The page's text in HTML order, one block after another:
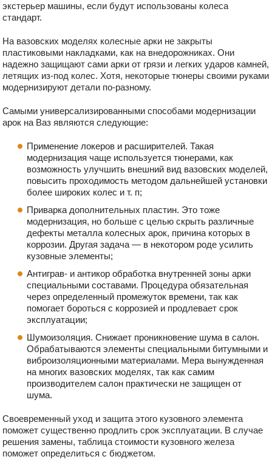
экстерьер машины, если будут использованы колеса
стандарт.
На вазовских моделях колесные арки не закрыты
пластиковыми накладками, как на внедорожниках. Они
надежно защищают сами арки от грязи и легких ударов камней,
летящих из-под колес. Хотя, некоторые тюнеры своими руками
модернизируют детали по-разному.
Самыми универсализированными способами модернизации
арок на Ваз являются следующие:
Применение локеров и расширителей. Такая
модернизация чаще используется тюнерами, как
возможность улучшить внешний вид вазовских моделей,
повысить проходимость методом дальнейшей установки
более широких колес и т. п;
Приварка дополнительных пластин. Это тоже
модернизация, но больше с целью скрыть различные
дефекты металла колесных арок, причина которых в
коррозии. Другая задача — в некотором роде усилить
кузовные элементы;
Антиграв- и антикор обработка внутренней зоны арки
специальными составами. Процедура обязательная
через определенный промежуток времени, так как
помогает бороться с коррозией и продлевает срок
эксплуатации;
Шумоизоляция. Снижает проникновение шума в салон.
Обрабатываются элементы специальными битумными и
виброизоляционными материалами. Мера вынужденная
на многих вазовских моделях, так как самим
производителем салон практически не защищен от
шума.
Своевременный уход и защита этого кузовного элемента
поможет существенно продлить срок эксплуатации. В случае
решения замены, таблица стоимости кузовного железа
поможет определиться с бюджетом.